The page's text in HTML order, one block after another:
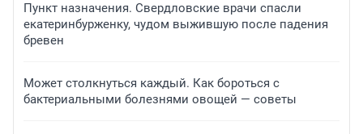
Пункт назначения. Свердловские врачи спасли
екатеринбурженку, чудом выжившую после падения
бревен
Может столкнуться каждый. Как бороться с
бактериальными болезнями овощей — советы